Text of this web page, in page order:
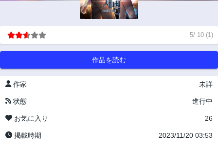
5/ 10 (1)
作品を読む
作家 未詳
状態 進行中
お気に入り 26
掲載時期 2023/11/20 03:53